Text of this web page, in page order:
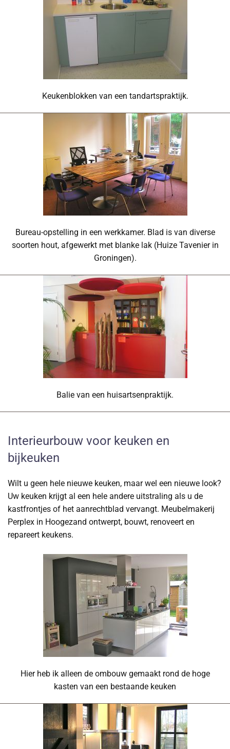
Keukenblokken van een tandartspraktijk.
Bureau-opstelling in een werkkamer. Blad is van diverse
soorten hout, afgewerkt met blanke lak (Huize Tavenier in
Groningen).
Balie van een huisartsenpraktijk.
Interieurbouw voor keuken en
bijkeuken
Wilt u geen hele nieuwe keuken, maar wel een nieuwe look?
Uw keuken krijgt al een hele andere uitstraling als u de
kastfrontjes of het aanrechtblad vervangt. Meubelmakerij
Perplex in Hoogezand ontwerpt, bouwt, renoveert en
repareert keukens.
Hier heb ik alleen de ombouw gemaakt rond de hoge
kasten van een bestaande keuken